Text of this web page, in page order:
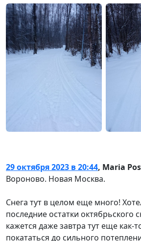
29 октября 2023 в 20:44, Maria
Вороново. Новая Москва.
Снега тут в целом еще много!
последние остатки октябрьского
кажется даже завтра тут еще как-
покататься до сильного